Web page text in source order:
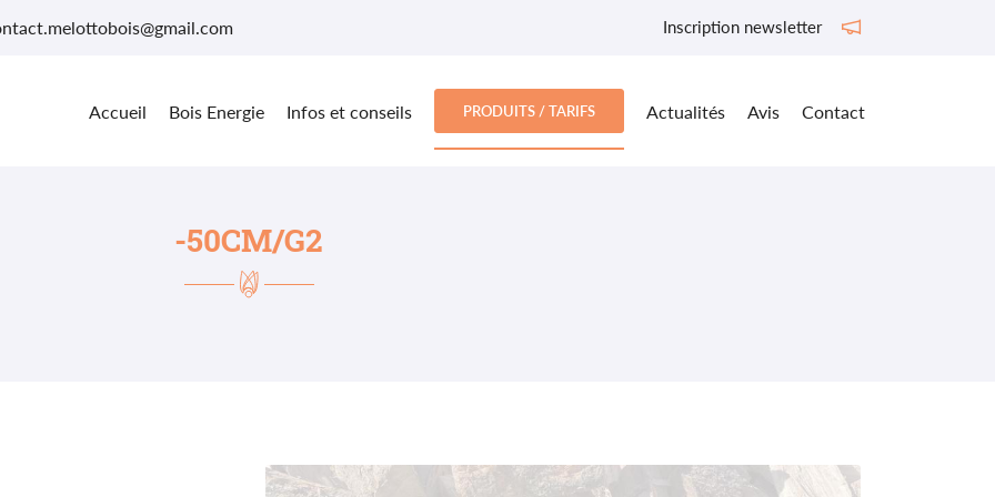
Inscription newsletter
Accueil Bois Energie Infos et conseils PRODUITS / TARIFS Actualités Avis Contact
à
-50CM/G2